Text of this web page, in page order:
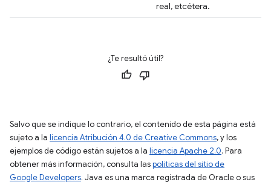
real, etcétera.
¿Te resultó útil?
Salvo que se indique lo contrario, el contenido de esta página está
sujeto a la licencia Atribución 4.0 de Creative Commons, y los
ejemplos de código están sujetos a la licencia Apache 2.0. Para
obtener más información, consulta laspolíticas del sitio de
Google Developers. Java es una marca registrada de Oracle o sus